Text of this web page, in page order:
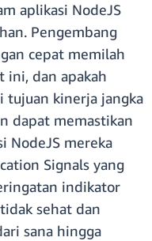
aplikasi NodeJS
Pengembang
cepat memilah
ini, dan apakah
tujuan kinerja jangka
dapat memastikan
NodeJS mereka
Signals yang
indikator
sehat dan
sana hingga